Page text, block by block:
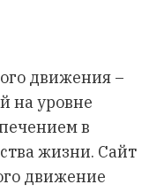
движения –
на уровне
в
жизни. Сайт
движение